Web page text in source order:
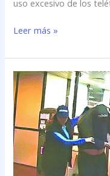
uso excesivo de los
Leer más »
Detuvieron
a
un
profesor
acusado
de
acosar